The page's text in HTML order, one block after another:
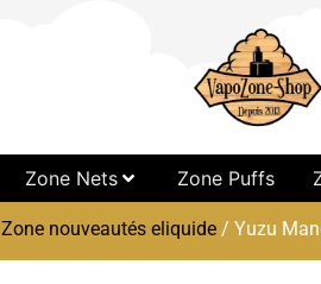
Zone Nets Zone Puffs
Zone nouveautés eliquide/ Yuzu